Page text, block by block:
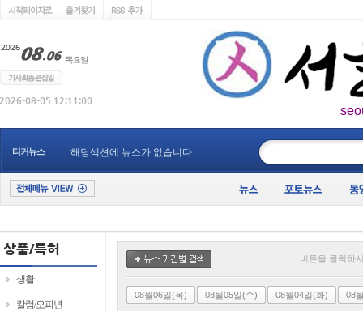
티커뉴스 해당섹션에 뉴스가 없습니다
생활
칼럼/오피년
버튼을 클릭하
08월06일(목) 08월05일(수) 08월04일(화) 08